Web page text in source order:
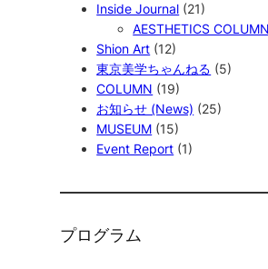
Inside Journal (21)
AESTHETICS COLUMN
Shion Art (12)
東京美学ちゃんねる (5)
COLUMN (19)
お知らせ (News) (25)
MUSEUM (15)
Event Report (1)
プログラム